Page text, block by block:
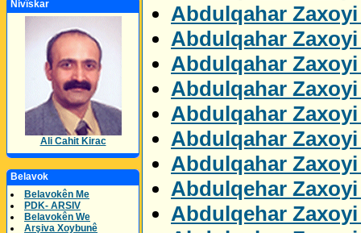
Nivîskar
Ali Cahit Kirac
Belavok
Belavokên Me
PDK- ARSIV
Belavokên We
Arşiva Xoybunê
Abdulqahar
Abdulqahar
Abdulqahar
Abdulqahar
Abdulqahar
Abdulqahar
Abdulqahar
Abdulqehar
Abdulqehar